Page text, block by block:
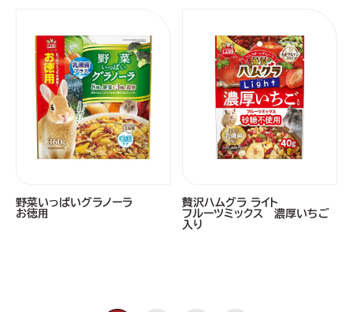
野菜いっぱいグラノーラ
お徳用
贅沢ハムグラ ライト
フルーツミックス 濃厚いちご
入り